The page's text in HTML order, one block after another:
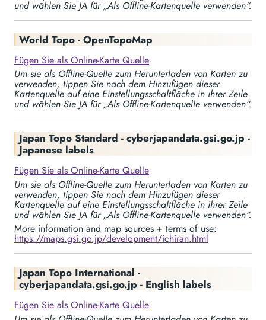
und wählen Sie JA für „Als Offline-Kartenquelle verwenden“.
World Topo - OpenTopoMap
Fügen Sie als Online-Karte Quelle
Um sie als Offline-Quelle zum Herunterladen von Karten zu
verwenden, tippen Sie nach dem Hinzufügen dieser
Kartenquelle auf eine Einstellungsschaltfläche in ihrer Zeile
und wählen Sie JA für „Als Offline-Kartenquelle verwenden“.
Japan Topo Standard - cyberjapandata.gsi.go.jp -
Japanese labels
Fügen Sie als Online-Karte Quelle
Um sie als Offline-Quelle zum Herunterladen von Karten zu
verwenden, tippen Sie nach dem Hinzufügen dieser
Kartenquelle auf eine Einstellungsschaltfläche in ihrer Zeile
und wählen Sie JA für „Als Offline-Kartenquelle verwenden“.
More information and map sources + terms of use:
https://maps.gsi.go.jp/development/ichiran.html
Japan Topo International -
cyberjapandata.gsi.go.jp - English labels
Fügen Sie als Online-Karte Quelle